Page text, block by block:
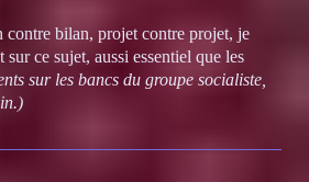
bilan, projet contre projet, je
sur ce sujet, aussi essentiel que les
sur les bancs du groupe socialiste,